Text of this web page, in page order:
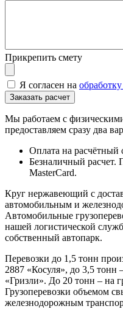
Прикрепить смету
Я согласен на
Мы работаем с
предоставляем сразу два
Оплата на расчётный
Безналичный
MasterCard.
Круг нержавеющий с
автомобильным и
Автомобильные
нашей логистической
собственный автопарк.
Перевозки до 1,5 тонн
2887 «Косуля», до 3,5
«Гризли». До 20 тонн – на
Грузоперевозки объемом
железнодорожным